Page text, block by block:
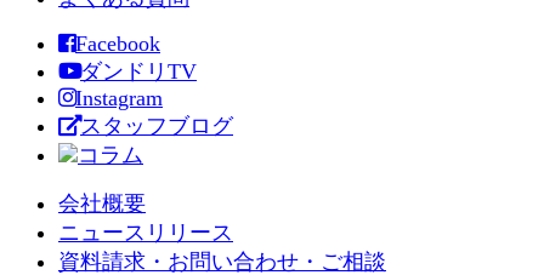
Facebook
ダンドリTV
Instagram
スタッフブログ
コラム
会社概要
ニュースリリース
資料請求・お問い合わせ・ご相談